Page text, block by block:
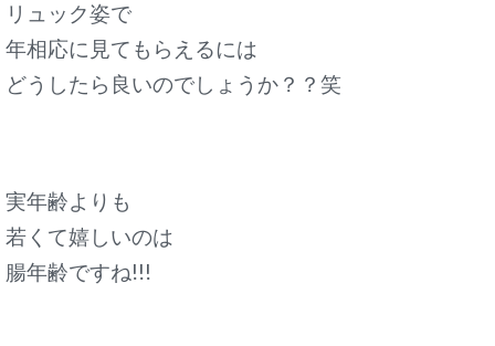
リュック姿で
年相応に見てもらえるには
どうしたら良いのでしょうか？？笑
実年齢よりも
若くて嬉しいのは
腸年齢ですね!!!